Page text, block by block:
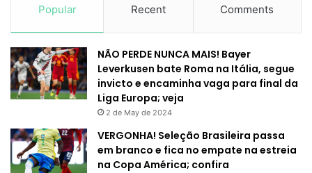
Popular Recent Comments
NÃO PERDE NUNCA MAIS! Bayer
Leverkusen bate Roma na Itália, segue
invicto e encaminha vaga para final da
Liga Europa; veja
2 de May de 2024
VERGONHA! Seleção Brasileira passa
em branco e fica no empate na estreia
na Copa América; confira